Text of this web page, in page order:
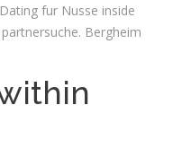
fur Nusse inside
Bergheim